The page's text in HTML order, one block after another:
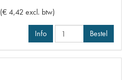
(€ 4,42 excl. btw)
Info Bestel